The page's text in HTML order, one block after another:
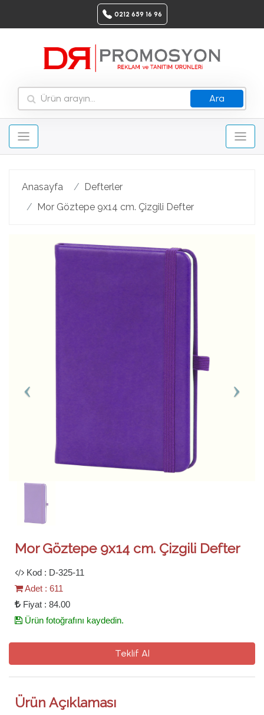
0212 659 16 96
Ara
Anasayfa
Defterler
Mor Göztepe 9x14 cm. Çizgili Defter
Mor Göztepe 9x14 cm. Çizgili Defter
Kod : D-325-11
Adet : 611
Fiyat : 84.00
Ürün fotoğrafını kaydedin.
Teklif Al
Ürün Açıklaması